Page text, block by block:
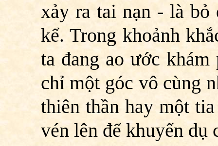
xảy ra tai nạn - là bỏ
kể. Trong khoảnh
ta đang ao ước
chỉ một góc vô cùng
thiên thần hay một
vén lên để khuyến